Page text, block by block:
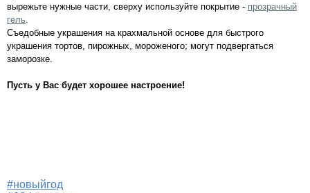
вырежьте нужные части, сверху используйте покрытие - прозрачный
гель
Съедобные украшения на крахмальной основе для быстрого
украшения тортов, пирожных, мороженого; могут подвергаться
заморозке.
Пусть у Вас будет хорошее настроение!
#новыйгод